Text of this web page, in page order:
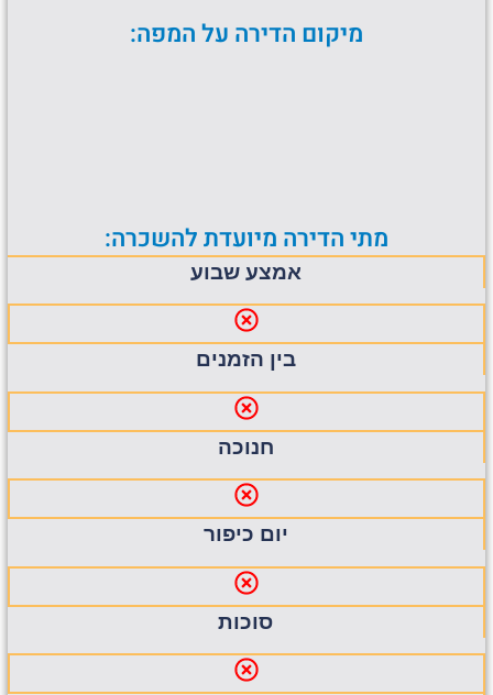
מיקום הדירה על המפה:
מתי הדירה מיועדת להשכרה:
אמצע שבוע
בין הזמנים
חנוכה
יום כיפור
סוכות